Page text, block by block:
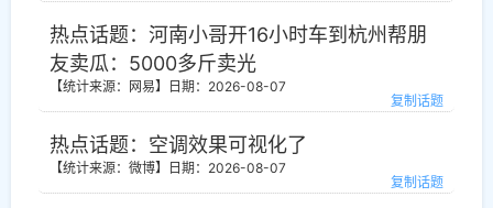
热点话题：河南小哥开16小时车到杭州帮朋
友卖瓜：5000多斤卖光
复制话题
【统计来源：网易】 日期：2026-08-07
热点话题：空调效果可视化了
复制话题
【统计来源：微博】 日期：2026-08-07